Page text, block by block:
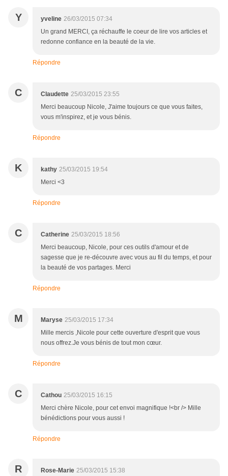
Y yveline 26/03/2015 07:34
Un grand MERCI, ça réchauffe le coeur de lire vos articles et
redonne confiance en la beauté de la vie.
Répondre
C Claudette 25/03/2015 23:55
Merci beaucoup Nicole, J'aime toujours ce que vous faites,
vous m'inspirez, et je vous bénis.
Répondre
K kathy 25/03/2015 19:54
Merci <3
Répondre
C Catherine 25/03/2015 18:56
Merci beaucoup, Nicole, pour ces outils d'amour et de
sagesse que je re-découvre avec vous au fil du temps, et pour
la beauté de vos partages. Merci
Répondre
M Maryse 25/03/2015 17:34
Mille mercis ,Nicole pour cette ouverture d'esprit que vous
nous offrez.Je vous bénis de tout mon cœur.
Répondre
C Cathou 25/03/2015 16:15
Merci chère Nicole, pour cet envoi magnifique !<br /> Mille
bénédictions pour vous aussi !
Répondre
R Rose-Marie 25/03/2015 15:38